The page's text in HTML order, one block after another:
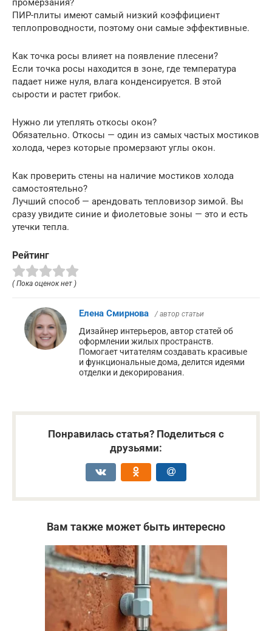
ПИР-плиты имеют самый низкий коэффициент
теплопроводности, поэтому они самые эффективные.
Как точка росы влияет на появление плесени?
Если точка росы находится в зоне, где температура
падает ниже нуля, влага конденсируется. В этой
сырости и растет грибок.
Нужно ли утеплять откосы окон?
Обязательно. Откосы — один из самых частых мостиков
холода, через которые промерзают углы окон.
Как проверить стены на наличие мостиков холода
самостоятельно?
Лучший способ — арендовать тепловизор зимой. Вы
сразу увидите синие и фиолетовые зоны — это и есть
утечки тепла.
Рейтинг
( Пока оценок нет )
Елена Смирнова / автор статьи
Дизайнер интерьеров, автор статей об
оформлении жилых пространств.
Помогает читателям создавать красивые
и функциональные дома, делится идеями
отделки и декорирования.
Понравилась статья? Поделиться с
друзьями:
Вам также может быть интересно